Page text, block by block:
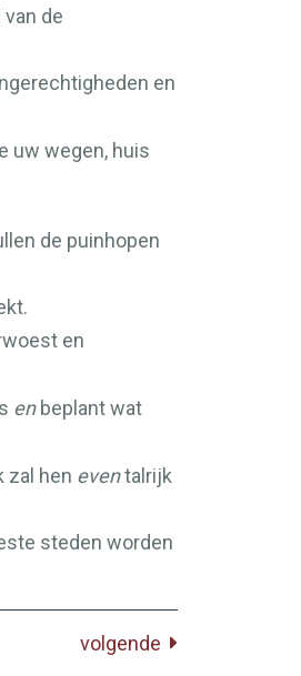
de
en
uw wegen, huis
de puinhopen
en
enbeplant wat
zal hen eventalrijk
steden worden
volgende